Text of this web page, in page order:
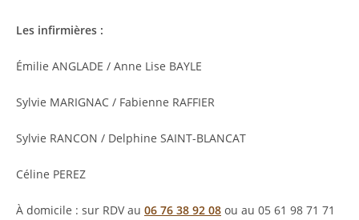
Les infirmières :
Émilie ANGLADE / Anne Lise BAYLE
Sylvie MARIGNAC / Fabienne RAFFIER
Sylvie RANCON / Delphine SAINT-BLANCAT
Céline PEREZ
À domicile : sur RDV au 06 76 38 92 08 ou au 05 61 98 71 71